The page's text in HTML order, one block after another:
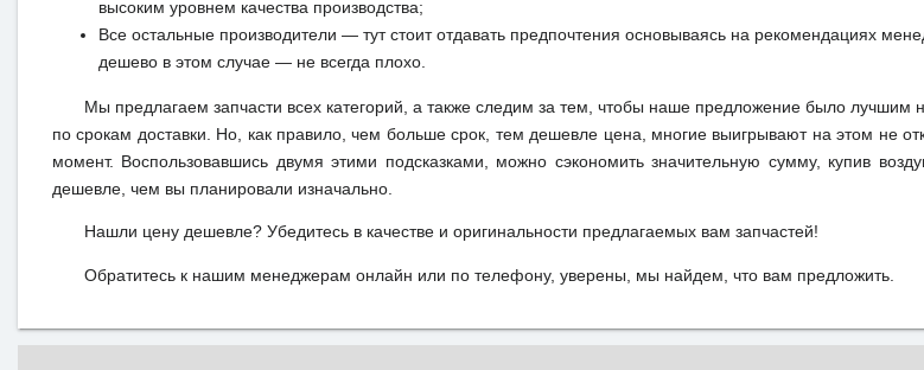
высоким уровнем качества производства;
Все остальные производители — тут стоит отдавать предпочтения основываясь на рекомендациях
дешево в этом случае — не всегда плохо.
Мы предлагаем запчасти всех категорий, а также следим за тем, чтобы наше предложение было лучшим
по срокам доставки. Но, как правило, чем больше срок, тем дешевле цена, многие выигрывают на этом не
момент. Воспользовавшись двумя этими подсказками, можно сэкономить значительную сумму, купив
дешевле, чем вы планировали изначально.
Нашли цену дешевле? Убедитесь в качестве и оригинальности предлагаемых вам запчастей!
Обратитесь к нашим менеджерам онлайн или по телефону, уверены, мы найдем, что вам предложить.